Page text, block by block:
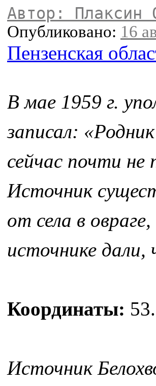
Автор: Плаксин
Опубликовано: 16
Пензенская
В мае 1959 г.
записал:
сейчас почти
Источник
от села в
источнике
Координаты:
Источник